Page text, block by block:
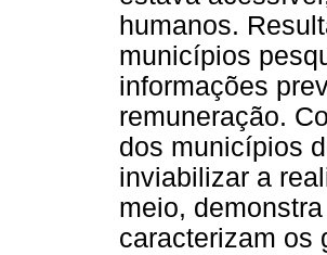
humanos.
municípios
informações
remuneração.
dos municípios
inviabilizar a
meio,
caracterizam os